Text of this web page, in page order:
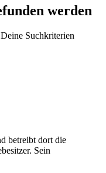
werden
Suchkriterien
betreibt dort die
Sein